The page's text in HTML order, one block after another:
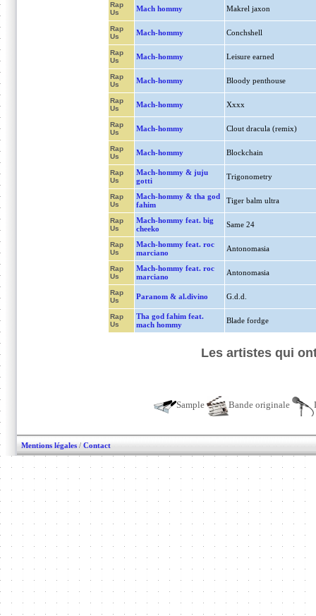
Rap
Us
Mach hommy Makrel jaxon
Rap
Us
Mach-hommy Conchshell
Rap
Us
Mach-hommy Leisure earned
Rap
Us
Mach-hommy Bloody penthouse
Rap
Us
Mach-hommy Xxxx
Rap
Us
Mach-hommy Clout dracula (remix)
Rap
Us
Mach-hommy Blockchain
Rap
Us
Mach-hommy & juju
gotti
Trigonometry
Rap
Us
Mach-hommy & tha god
fahim
Tiger balm ultra
Rap
Us
Mach-hommy feat. big
cheeko
Same 24
Rap
Us
Mach-hommy feat. roc
marciano
Antonomasia
Rap
Us
Mach-hommy feat. roc
marciano
Antonomasia
Rap
Us
Paranom & al.divino G.d.d.
Rap
Us
Tha god fahim feat.
mach hommy
Blade fordge
Les artistes qui
Sample Bande originale
Mentions légales / Contact